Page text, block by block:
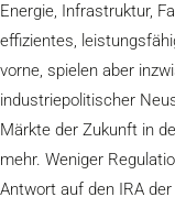
Energie, Infrastruktur,
effizientes,
vorne, spielen aber
industriepolitischer
Märkte der Zukunft in
mehr. Weniger
Antwort auf den IRA